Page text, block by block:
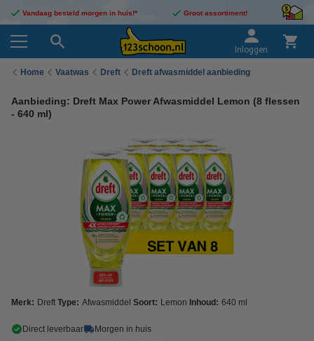
Vandaag besteld morgen in huis!* Groot assortiment!
Inloggen
Home Vaatwas Dreft Dreft afwasmiddel aanbieding
Aanbieding: Dreft Max Power Afwasmiddel Lemon (8 flessen
- 640 ml)
Merk: Dreft Type: Afwasmiddel Soort: Lemon Inhoud: 640 ml
Direct leverbaar Morgen in huis